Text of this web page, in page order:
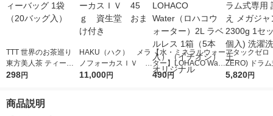
TTT 世界のお茶巡り
東方美人茶 ティーバ
ッグ 1袋（20バッグ
298円
HAKU（ハク） メラ
ノフォーカスＩＶ 4
5ｇ 資生堂 おまけ
11,000円
【水・ミネラルウォー
ター】LOHACO Wate
r（ロハコウォータ
490円
アタックゼロ
ZERO) ドラ
詰め替え メガ
5,820円
商品説明